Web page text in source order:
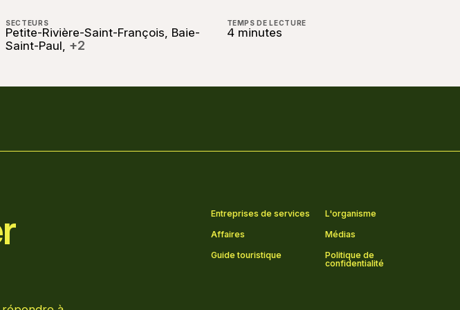
SECTEURS
Petite-Rivière-Saint-François, Baie-
Saint-Paul, +2
TEMPS DE LECTURE
4 minutes
Entreprises de services
L'organisme
Affaires
Médias
Guide touristique
Politique de
confidentialité